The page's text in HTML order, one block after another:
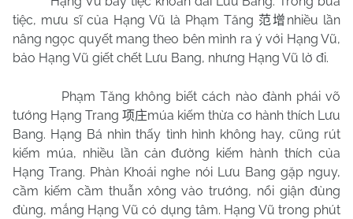
tiệc, mưu sĩ của Hạng Vũ là Phạm Tăng 范增 nhiều lần
nâng ngọc quyết mang theo bên mình ra ý với Hạng Vũ,
bảo Hạng Vũ giết chết Lưu Bang, nhưng Hạng Vũ lờ đi.
Phạm Tăng không biết cách nào đành phái võ
tướng Hạng Trang 项庄múa kiếm thừa cơ hành thích Lưu
Bang. Hạng Bá nhìn thấy tình hình không hay, cũng rút
kiếm múa, nhiều lần cản đường kiếm hành thích của
Hạng Trang. Phàn Khoái nghe nói Lưu Bang gặp nguy,
cầm kiếm cầm thuẫn xông vào trướng, nổi giận đùng
đùng, mắng Hạng Vũ có dụng tâm. Hạng Vũ trong phút